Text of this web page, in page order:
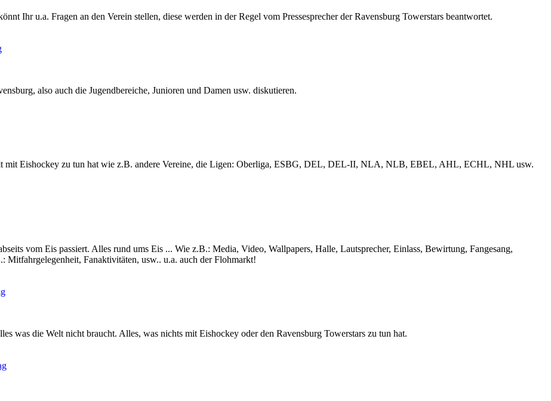
Ihr u.a. Fragen an den Verein stellen, diese werden in der Regel vom Pressesprecher der Ravensburg Towerstars beantwortet.
also auch die Jugendbereiche, Junioren und Damen usw. diskutieren.
mit Eishockey zu tun hat wie z.B. andere Vereine, die Ligen: Oberliga, ESBG, DEL, DEL-II, NLA, NLB, EBEL, AHL, ECHL, NHL usw.
vom Eis passiert. Alles rund ums Eis ... Wie z.B.: Media, Video, Wallpapers, Halle, Lautsprecher, Einlass, Bewirtung, Fangesang,
Mitfahrgelegenheit, Fanaktivitäten, usw.. u.a. auch der Flohmarkt!
was die Welt nicht braucht. Alles, was nichts mit Eishockey oder den Ravensburg Towerstars zu tun hat.